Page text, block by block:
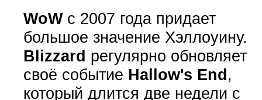
WoWс 2007 года придает
большое значение Хэллоуину.
Blizzard регулярно обновляет
своё событие Hallow's End,
который длится две недели с